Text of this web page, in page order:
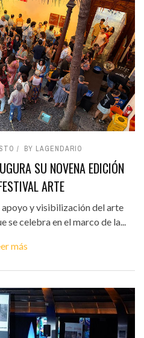
BY LAGENDARIO
SU NOVENA EDICIÓN
ARTE
y visibilización del arte
se celebra en el marco de la...
más